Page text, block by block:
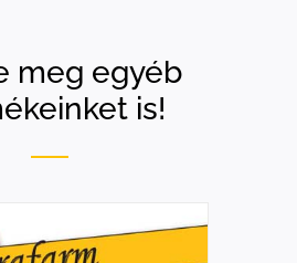
meg egyéb
is!